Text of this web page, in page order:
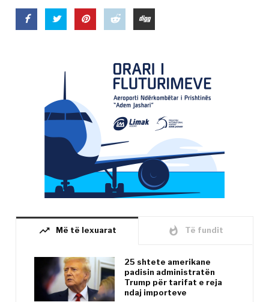
trending_up Më të lexuarat whatshot Të fundit
25 shtete amerikane
padisin administratën
Trump për tarifat e reja
ndaj importeve